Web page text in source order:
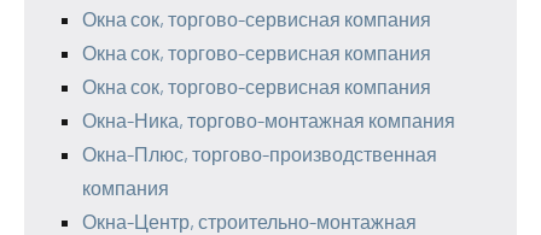
Окна сок, торгово-сервисная компания
Окна сок, торгово-сервисная компания
Окна сок, торгово-сервисная компания
Окна-Ника, торгово-монтажная компания
Окна-Плюс, торгово-производственная
компания
Окна-Центр, строительно-монтажная